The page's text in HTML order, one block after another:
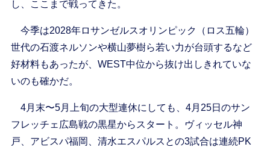
し、ここまで戦ってきた。
今季は2028年ロサンゼルスオリンピック（ロス五輪）
世代の石渡ネルソンや横山夢樹ら若い力が台頭するなど
好材料もあったが、WEST中位から抜け出しきれていな
いのも確かだ。
4月末〜5月上旬の大型連休にしても、4月25日のサン
フレッチェ広島戦の黒星からスタート。ヴィッセル神
戸、アビスパ福岡、清水エスパルスとの3試合は連続PK